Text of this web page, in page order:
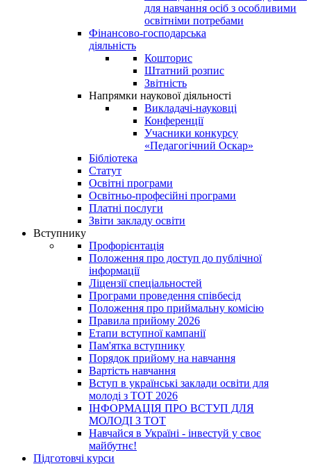
для навчання осіб з особливими
освітніми потребами
Фінансово-господарська
діяльність
Кошторис
Штатний розпис
Звітність
Напрямки наукової діяльності
Викладачі-науковці
Конференції
Учасники конкурсу
«Педагогічний Оскар»
Бібліотека
Статут
Освітні програми
Освітньо-професійні програми
Платні послуги
Звіти закладу освіти
Вступнику
Профорієнтація
Положення про доступ до публічної
інформації
Ліцензії спеціальностей
Програми проведення співбесід
Положення про приймальну комісію
Правила прийому 2026
Етапи вступної кампанії
Пам'ятка вступнику
Порядок прийому на навчання
Вартість навчання
Вступ в українські заклади освіти для
молоді з ТОТ 2026
ІНФОРМАЦІЯ ПРО ВСТУП ДЛЯ
МОЛОДІ З ТОТ
Навчайся в Україні - інвестуй у своє
майбутнє!
Підготовчі курси